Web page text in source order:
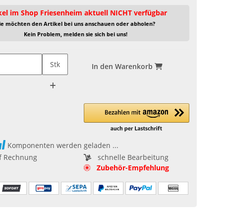
im Shop Friesenheim aktuell NICHT verfügbar
möchten den Artikel bei uns anschauen oder abholen?
Kein Problem, melden sie sich bei uns!
Stk In den Warenkorb
Komponenten werden geladen ...
Rechnung
schnelle Bearbeitung
Zubehör-Empfehlung